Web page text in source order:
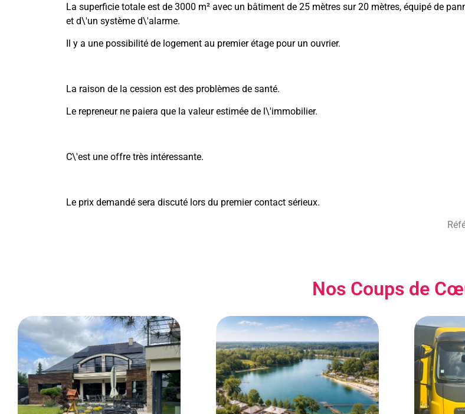
La superficie totale est de 3000 m² avec un bâtiment de 25 mètres sur 20 mètres, équipé de
et d\'un système d\'alarme.
Il y a une possibilité de logement au premier étage pour un ouvrier.
La raison de la cession est des problèmes de santé.
Le repreneur ne paiera que la valeur estimée de l\'immobilier.
C\'est une offre très intéressante.
Le prix demandé sera discuté lors du premier contact sérieux.
Nos Coups de